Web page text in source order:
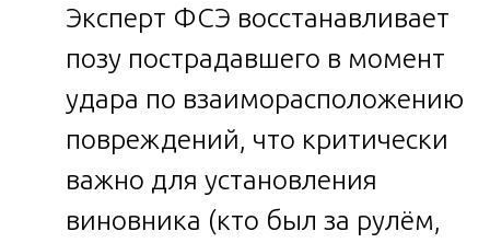
Эксперт ФСЭ восстанавливает
позу пострадавшего в момент
удара по взаиморасположению
повреждений, что критически
важно для установления
виновника (кто был за рулём,